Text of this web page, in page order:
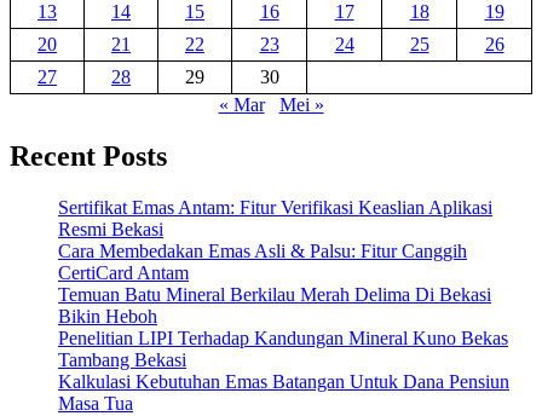
13
14 15 16 17 18
19
20
21 22 23 24 25
26
27
28 29
30
« Mar
Mei »
Recent Posts
Sertifikat Emas Antam: Fitur Verifikasi Keaslian Aplikasi
Resmi Bekasi
Cara Membedakan Emas Asli & Palsu: Fitur Canggih
CertiCard Antam
Temuan Batu Mineral Berkilau Merah Delima Di Bekasi
Bikin Heboh
Penelitian LIPI Terhadap Kandungan Mineral Kuno Bekas
Tambang Bekasi
Kalkulasi Kebutuhan Emas Batangan Untuk Dana Pensiun
Masa Tua